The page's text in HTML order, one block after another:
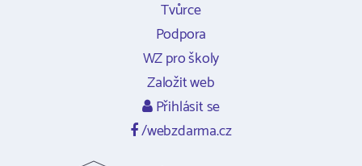
Tvůrce
Podpora
WZ pro školy
Založit web
Přihlásit se
/webzdarma.cz